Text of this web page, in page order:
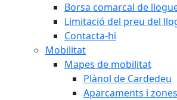
Borsa comarcal de
Limitació del preu del
Contacta-hi
Mobilitat
Mapes de mobilitat
Plànol de Cardedeu
Aparcaments i